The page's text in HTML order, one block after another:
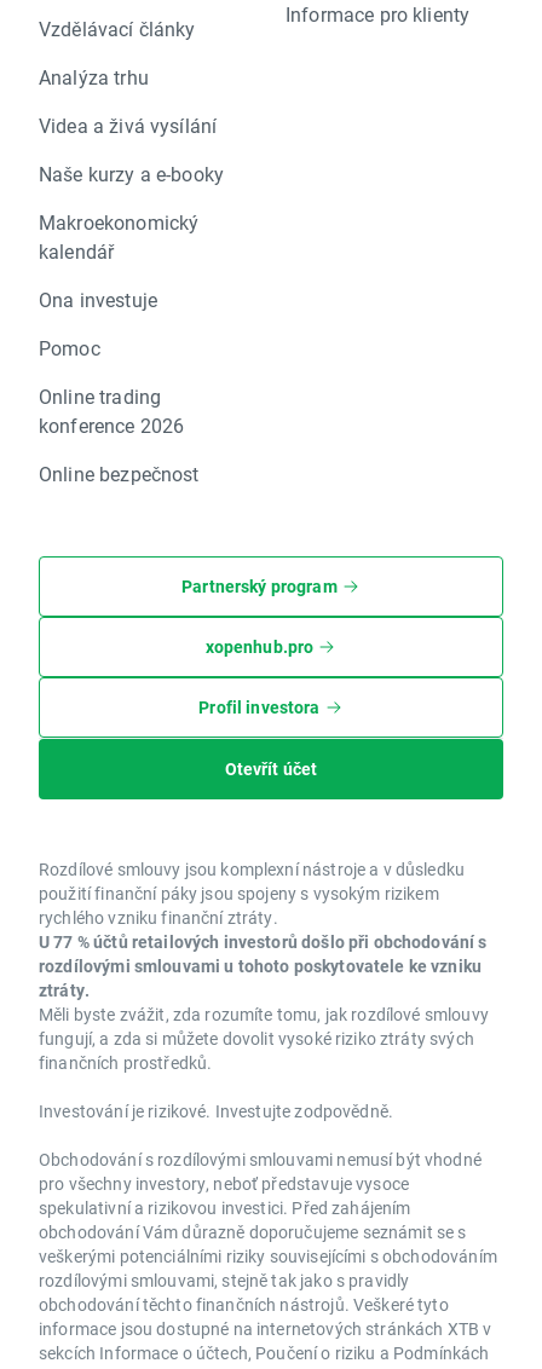
Vzdělávací články
Analýza trhu
Videa a živá vysílání
Naše kurzy a e-booky
Makroekonomický
kalendář
Ona investuje
Pomoc
Online trading
konference 2026
Online bezpečnost
Informace pro klienty
Partnerský program
xopenhub.pro
Profil investora
Otevřít účet
Rozdílové smlouvy jsou komplexní nástroje a v důsledku
použití finanční páky jsou spojeny s vysokým rizikem
rychlého vzniku finanční ztráty.
U 77 % účtů retailových investorů došlo při obchodování s
rozdílovými smlouvami u tohoto poskytovatele ke vzniku
ztráty.
Měli byste zvážit, zda rozumíte tomu, jak rozdílové smlouvy
fungují, a zda si můžete dovolit vysoké riziko ztráty svých
finančních prostředků.
Investování je rizikové. Investujte zodpovědně.
Obchodování s rozdílovými smlouvami nemusí být vhodné
pro všechny investory, neboť představuje vysoce
spekulativní a rizikovou investici. Před zahájením
obchodování Vám důrazně doporučujeme seznámit se s
veškerými potenciálními riziky souvisejícími s obchodováním
rozdílovými smlouvami, stejně tak jako s pravidly
obchodování těchto finančních nástrojů. Veškeré tyto
informace jsou dostupné na internetových stránkách XTB v
sekcích Informace o účtech, Poučení o riziku a Podmínkách